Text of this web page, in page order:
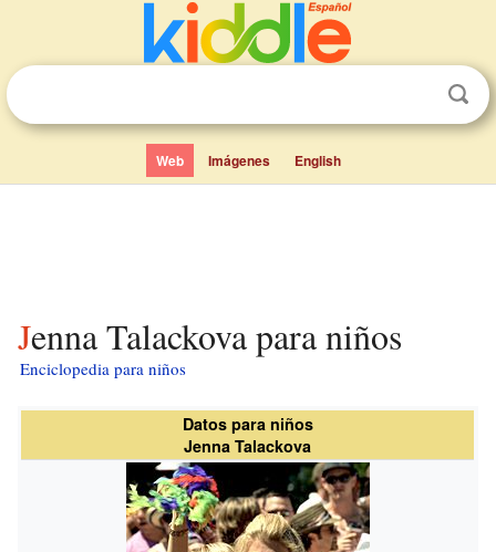
Web Imágenes English
Jenna Talackova para niños
Enciclopedia para niños
Datos para niños
Jenna Talackova